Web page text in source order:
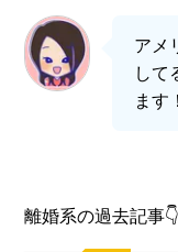
アメ
して
ます！
離婚系の過去記事👇